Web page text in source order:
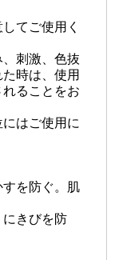
てご使用く
刺激、色抜
時は、使用
ることをお
はご使用に
すを防ぐ。肌
きびを防